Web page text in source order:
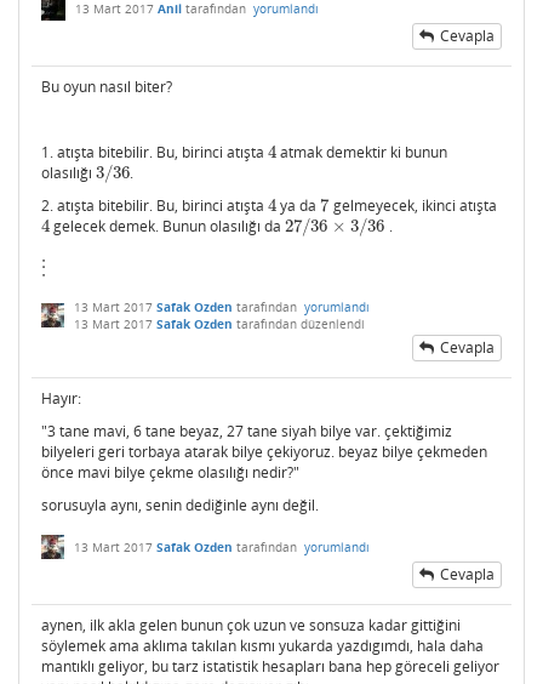
13 Mart 2017 Anil tarafından yorumlandı
Cevapla
Bu oyun nasıl biter?
1. atışta bitebilir. Bu, birinci atışta 4
4atmak demektir ki bunun
olasılığı 3/36
3/36 .
2. atışta bitebilir. Bu, birinci atışta 4
4ya da 7
7 gelmeyecek, ikinci atışta
4
4gelecek demek. Bunun olasılığı da27/36 × 3/36
27/36× 3/ 36 .
⋮⋮
13 Mart 2017 Safak Ozden tarafından yorumlandı
13 Mart 2017 Safak Ozden tarafından düzenlendi
Cevapla
Hayır:
"3 tane mavi, 6 tane beyaz, 27 tane siyah bilye var. çektiğimiz
bilyeleri geri torbaya atarak bilye çekiyoruz. beyaz bilye çekmeden
önce mavi bilye çekme olasılığı nedir?"
sorusuyla aynı, senin dediğinle aynı değil.
13 Mart 2017 Safak Ozden tarafından yorumlandı
Cevapla
aynen, ilk akla gelen bunun çok uzun ve sonsuza kadar gittiğini
söylemek ama aklıma takılan kısmı yukarda yazdıgımdı, hala daha
mantıklı geliyor, bu tarz istatistik hesapları bana hep göreceli geliyor